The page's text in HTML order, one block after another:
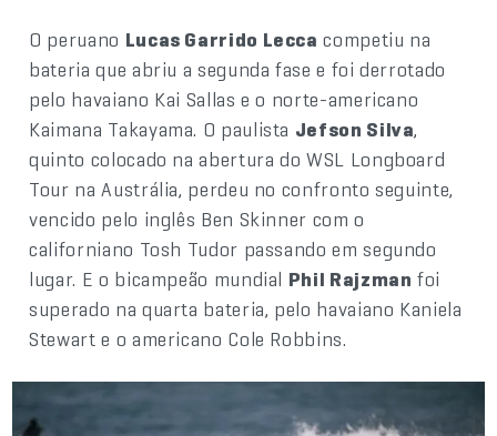
O peruano Lucas Garrido Lecca competiu na
bateria que abriu a segunda fase e foi derrotado
pelo havaiano Kai Sallas e o norte-americano
Kaimana Takayama. O paulista Jefson Silva,
quinto colocado na abertura do WSL Longboard
Tour na Austrália, perdeu no confronto seguinte,
vencido pelo inglês Ben Skinner com o
californiano Tosh Tudor passando em segundo
lugar. E o bicampeão mundial Phil Rajzman foi
superado na quarta bateria, pelo havaiano Kaniela
Stewart e o americano Cole Robbins.